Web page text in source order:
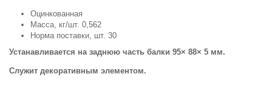
Оцинкованная
Масса, кг/шт. 0,562
Норма поставки, шт. 30
Устанавливается на заднюю часть балки 95× 88× 5 мм.
Cлужит декоративным элементом.